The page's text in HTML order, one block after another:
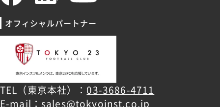
オフィシャルパートナー
TEL（東京本社）： 03-3686-4711
E-mail：sales@tokyoinst.co.jp